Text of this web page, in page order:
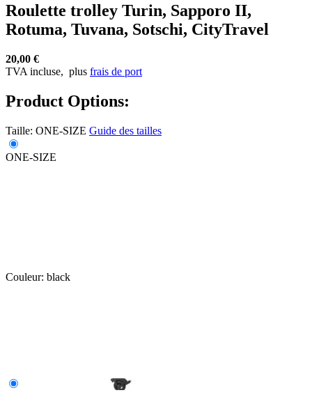
Roulette trolley Turin, Sapporo II,
Rotuma, Tuvana, Sotschi, CityTravel
20,00 €
TVA incluse, plus frais de port
Product Options:
Taille: ONE-SIZE Guide des tailles
ONE-SIZE
Couleur: black